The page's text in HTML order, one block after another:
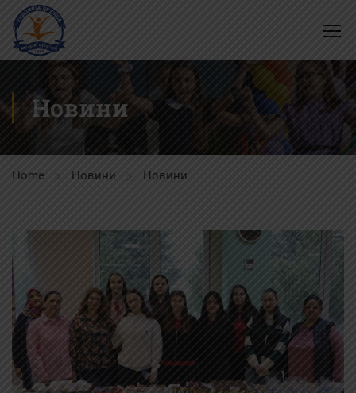
Новини
Home Новини Новини